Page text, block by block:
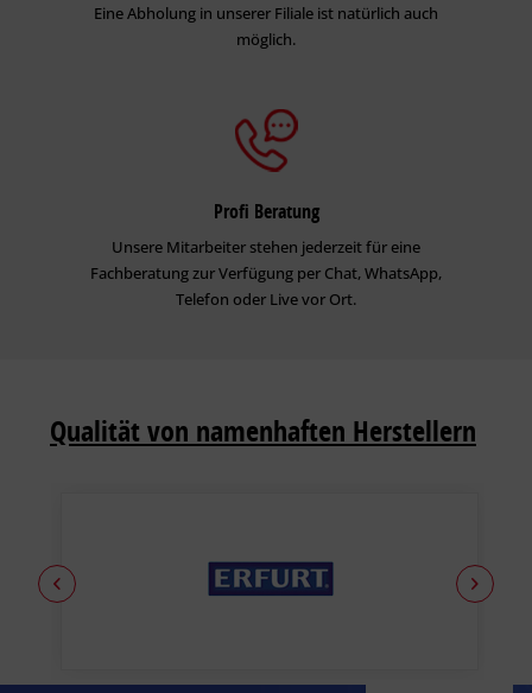
Eine Abholung in unserer Filiale ist natürlich auch
möglich.
Profi Beratung
Unsere Mitarbeiter stehen jederzeit für eine
Fachberatung zur Verfügung per Chat, WhatsApp,
Telefon oder Live vor Ort.
Qualität von namenhaften Herstellern